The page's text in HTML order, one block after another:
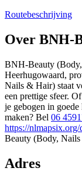
Routebeschrijving
+
Over BNH-
BNH-Beauty
Heerhugowaard,
Nails & Hair) staat
een prettige sfeer.
je gebogen in
maken? Bel 06
https://
Beauty (Body,
Adres